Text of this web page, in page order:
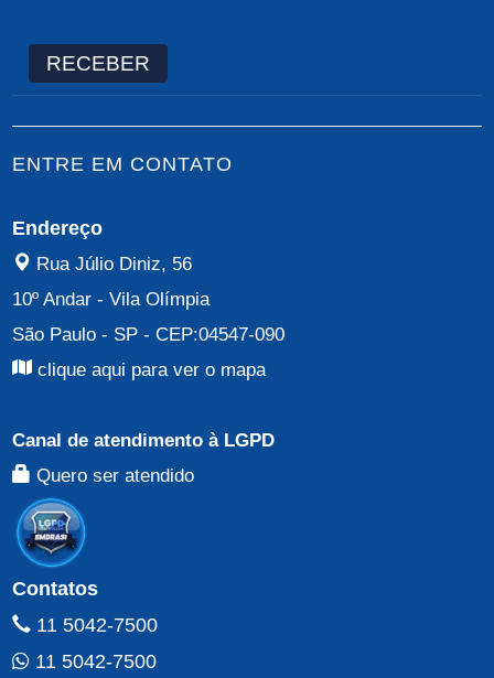
RECEBER
ENTRE EM CONTATO
Endereço
Rua Júlio Diniz, 56
10º Andar -Vila Olímpia
São Paulo - SP - CEP:04547-090
clique aqui para ver o mapa
Canal de atendimento à LGPD
Quero ser atendido
Contatos
11 5042-7500
11 5042-7500